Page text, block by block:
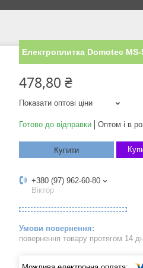
Електроплитка Domotec
478,80 ₴
Показати оптові ціни
Готово до відправки Оптом і в
Купити
+380 (97) 962-60-80
Віктор
повернення товару протягом 14